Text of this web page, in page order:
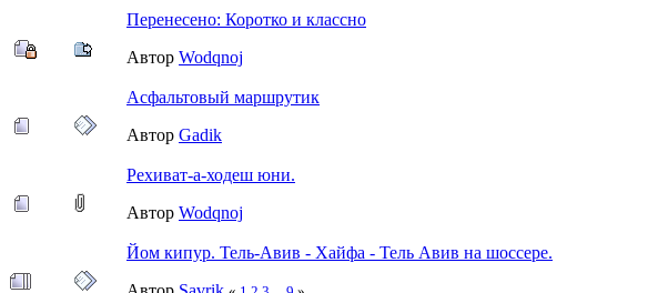
Перенесено: Коротко и классно
Автор Wodqnoj
Асфальтовый маршрутик
Автор Gadik
Рехиват-а-ходеш юни.
Автор Wodqnoj
Йом кипур. Тель-Авив - Хайфа - Тель Авив на шоссере.